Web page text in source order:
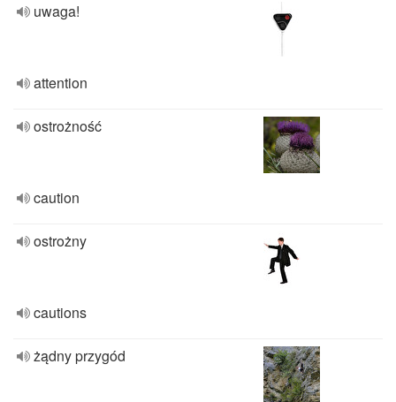
uwaga!
attention
ostrożność
caution
ostrożny
cautions
żądny przygód